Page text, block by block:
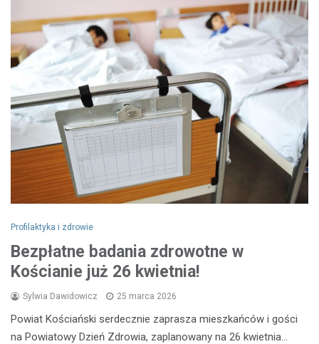
Profilaktyka i zdrowie
Bezpłatne badania zdrowotne w
Kościanie już 26 kwietnia!
Sylwia Dawidowicz 25 marca 2026
Powiat Kościański serdecznie zaprasza mieszkańców i gości
na Powiatowy Dzień Zdrowia, zaplanowany na 26 kwietnia…